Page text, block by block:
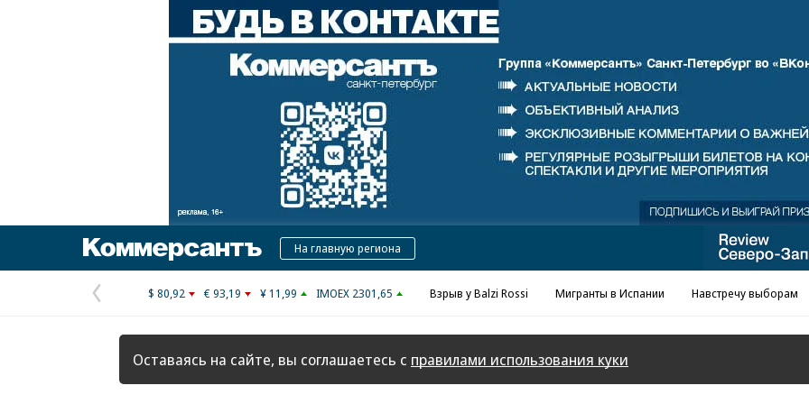
Реклама в «Ъ» www.kommersant.ru/ad
КоммерсантъНа главную региона
Предыдущая
страница
$ 80,92 € 93,19 ¥ 11,99 IMOEX 2301,65 Взрыв у Balzi Rossi Мигранты в Испании Навстречу выборам
Оставаясь на сайте, вы соглашаетесь с правилами использования куки